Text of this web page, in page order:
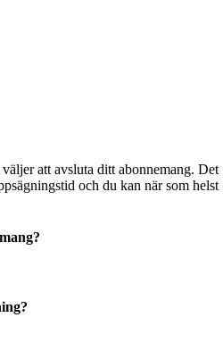
att avsluta ditt abonnemang. Det
och du kan när som helst